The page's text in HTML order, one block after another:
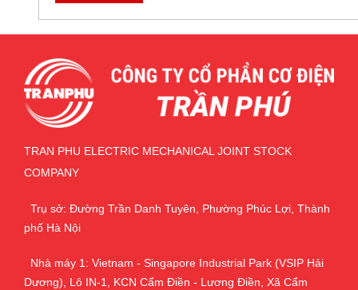
TRAN PHU ELECTRIC MECHANICAL JOINT STOCK
COMPANY
Trụ sở: Đường Trần Danh Tuyên, Phường Phúc Lợi, Thành
phố Hà Nội
Nhà máy 1: Vietnam - Singapore Industrial Park (VSIP Hải
Dương), Lô IN-1, KCN Cẩm Điền - Lương Điền, Xã Cẩm